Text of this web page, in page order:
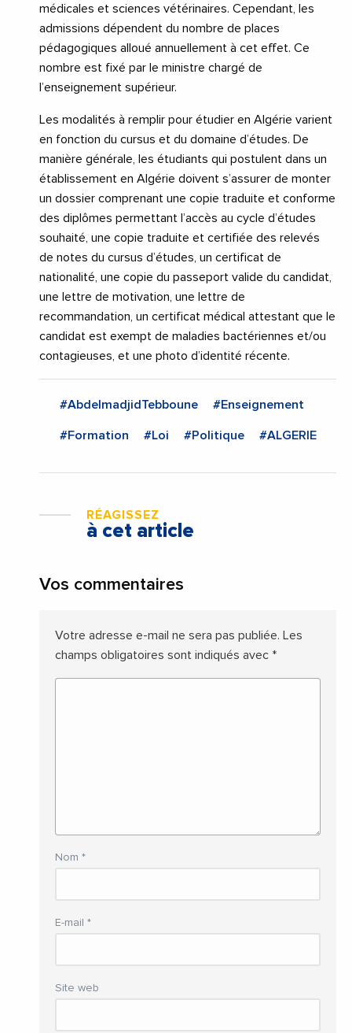
médicales et sciences vétérinaires. Cependant, les
admissions dépendent du nombre de places
pédagogiques alloué annuellement à cet effet. Ce
nombre est fixé par le ministre chargé de
l’enseignement supérieur.
Les modalités à remplir pour étudier en Algérie varient
en fonction du cursus et du domaine d’études. De
manière générale, les étudiants qui postulent dans un
établissement en Algérie doivent s’assurer de monter
un dossier comprenant une copie traduite et conforme
des diplômes permettant l’accès au cycle d’études
souhaité, une copie traduite et certifiée des relevés
de notes du cursus d’études, un certificat de
nationalité, une copie du passeport valide du candidat,
une lettre de motivation, une lettre de
recommandation, un certificat médical attestant que le
candidat est exempt de maladies bactériennes et/ou
contagieuses, et une photo d’identité récente.
#AbdelmadjidTebboune #Enseignement
#Formation #Loi #Politique #ALGERIE
RÉAGISSEZ
à cet article
Vos commentaires
Votre adresse e-mail ne sera pas publiée. Les
champs obligatoires sont indiqués avec *
Nom *
E-mail *
Site web